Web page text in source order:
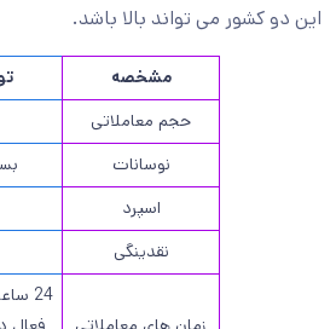
این دو کشور می تواند بالا باشد.
مشخصه
حجم معاملاتی
نوسانات
اسپرد
نقدینگی
24